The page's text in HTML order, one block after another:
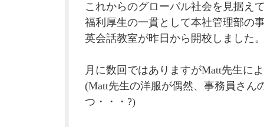
これからのグローバル社会を見据え
福利厚生の一貫として本社管理部の
英会話教室が昨日から開校しました
月に数回ではありますがMatt先生に
(Matt先生の洋服が偶然、事務員さん
つ・・・?)